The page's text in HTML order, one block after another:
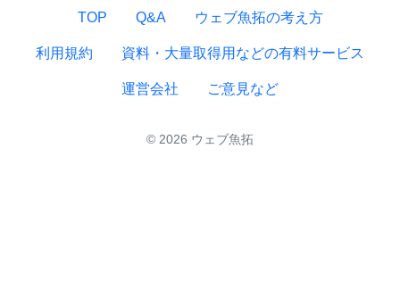
TOP Q&A ウェブ魚拓の考え方
利用規約 資料・大量取得用などの有料サービス
運営会社 ご意見など
© 2026 ウェブ魚拓